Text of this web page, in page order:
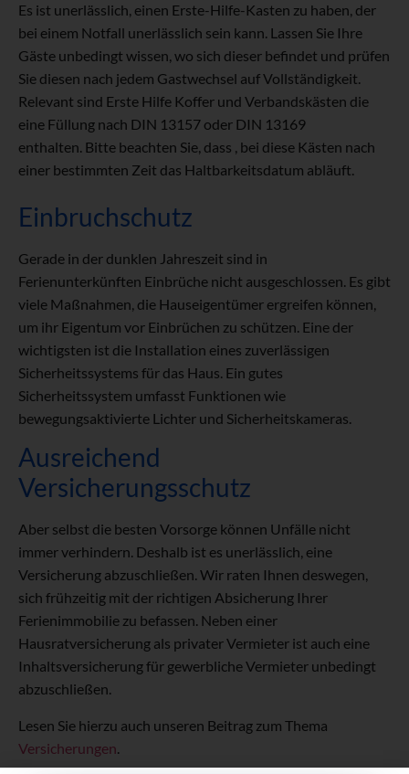
Es ist unerlässlich, einen Erste-Hilfe-Kasten zu haben, der
bei einem Notfall unerlässlich sein kann. Lassen Sie Ihre
Gäste unbedingt wissen, wo sich dieser befindet und prüfen
Sie diesen nach jedem Gastwechsel auf Vollständigkeit.
Relevant sind Erste Hilfe Koffer und Verbandskästen die
eine Füllung nach DIN 13157 oder DIN 13169
enthalten. Bitte beachten Sie, dass , bei diese Kästen nach
einer bestimmten Zeit das Haltbarkeitsdatum abläuft.
Einbruchschutz
Gerade in der dunklen Jahreszeit sind in
Ferienunterkünften Einbrüche nicht ausgeschlossen. Es gibt
viele Maßnahmen, die Hauseigentümer ergreifen können,
um ihr Eigentum vor Einbrüchen zu schützen. Eine der
wichtigsten ist die Installation eines zuverlässigen
Sicherheitssystems für das Haus. Ein gutes
Sicherheitssystem umfasst Funktionen wie
bewegungsaktivierte Lichter und Sicherheitskameras.
Ausreichend
Versicherungsschutz
Aber selbst die besten Vorsorge können Unfälle nicht
immer verhindern. Deshalb ist es unerlässlich, eine
Versicherung abzuschließen. Wir raten Ihnen deswegen,
sich frühzeitig mit der richtigen Absicherung Ihrer
Ferienimmobilie zu befassen. Neben einer
Hausratversicherung als privater Vermieter ist auch eine
Inhaltsversicherung für gewerbliche Vermieter unbedingt
abzuschließen.
Lesen Sie hierzu auch unseren Beitrag zum Thema
Versicherungen